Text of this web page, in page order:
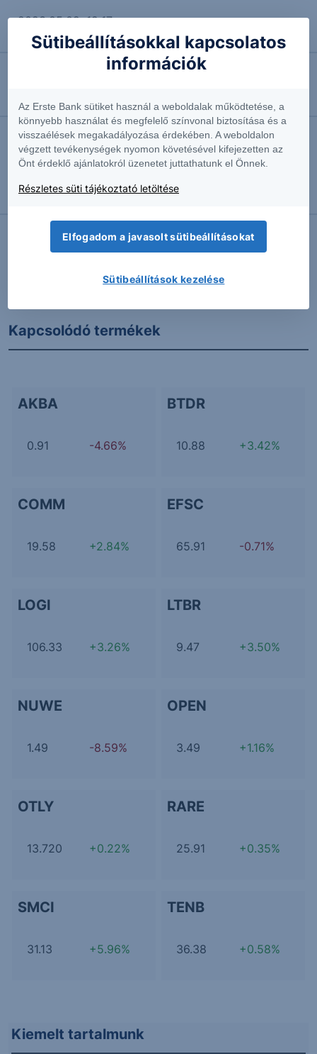
2023.05.02. 12:17
Hazai osztalék körkép
Altria: Az osztaléknak nincs szaga
2021.12.10. 10:56
A HFT vajon mi? - Kereskedés és arbitrázs
fénysebességgel
Product Owner
Kapcsolódó termékek
AKBA
0.91 -4.66%
BTDR
10.88 +3.42%
COMM
19.58 +2.84%
EFSC
65.91 -0.71%
LOGI
106.33 +3.26%
LTBR
9.47 +3.50%
NUWE
1.49 -8.59%
OPEN
3.49 +1.16%
OTLY
13.720 +0.22%
RARE
25.91 +0.35%
SMCI
31.13 +5.96%
TENB
36.38 +0.58%
Kiemelt tartalmunk
Sütibeállításokkal kapcsolatos
információk
Az Erste Bank sütiket használ a weboldalak működtetése, a
könnyebb használat és megfelelő színvonal biztosítása és a
visszaélések megakadályozása érdekében. A weboldalon
végzett tevékenységek nyomon követésével kifejezetten az
Önt érdeklő ajánlatokról üzenetet juttathatunk el Önnek.
Részletes süti tájékoztató letöltése
Elfogadom a javasolt sütibeállításokat
Sütibeállítások kezelése